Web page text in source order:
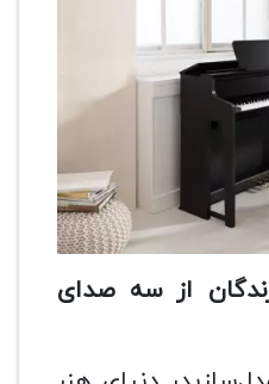
از سه صدای